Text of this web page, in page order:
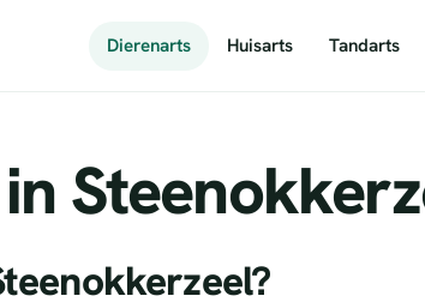
Dierenarts Huisarts Tandarts